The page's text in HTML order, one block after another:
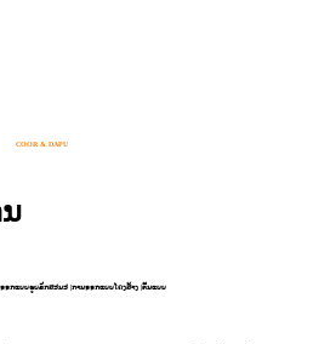
COOR & DAPU
ອກແບບຮູບລັກສະນະ |ການອອກແບບໂຄງສ້າງ |ຕົ້ນແບບ